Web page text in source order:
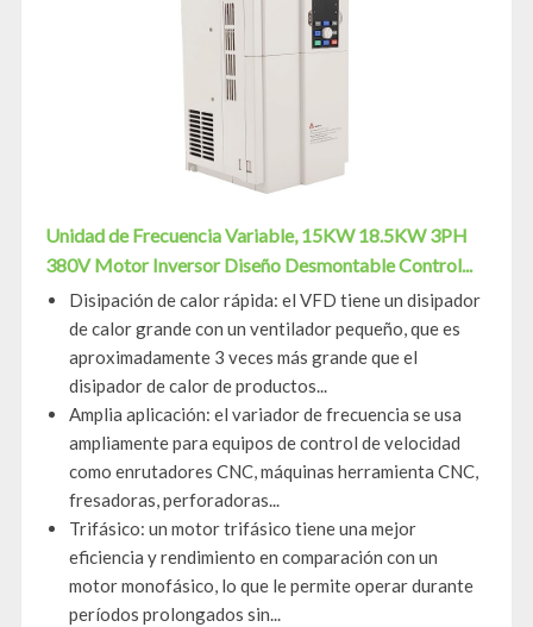
Unidad de Frecuencia Variable, 15KW 18.5KW 3PH
380V Motor Inversor Diseño Desmontable Control...
Disipación de calor rápida: el VFD tiene un disipador
de calor grande con un ventilador pequeño, que es
aproximadamente 3 veces más grande que el
disipador de calor de productos...
Amplia aplicación: el variador de frecuencia se usa
ampliamente para equipos de control de velocidad
como enrutadores CNC, máquinas herramienta CNC,
fresadoras, perforadoras...
Trifásico: un motor trifásico tiene una mejor
eficiencia y rendimiento en comparación con un
motor monofásico, lo que le permite operar durante
períodos prolongados sin...